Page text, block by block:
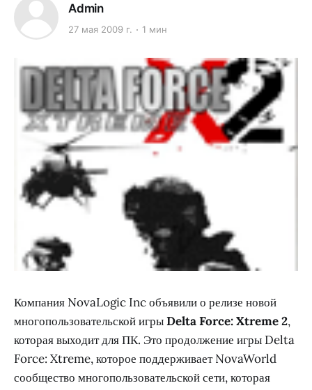
Admin
27 мая 2009 г. 1 мин
Компания NovaLogic Inc объявили о релизе новой
многопользовательской игрыDelta Force: Xtreme 2,
которая выходит для ПК. Это продолжение игры Delta
Force: Xtreme, которое поддерживает NovaWorld
сообщество многопользовательской сети, которая